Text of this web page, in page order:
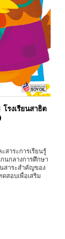
รงเรียนสาธิต
าระการเรียนรู้
นกลางการศึกษา
สาระสำคัญของ
สอบเพื่อเสริม